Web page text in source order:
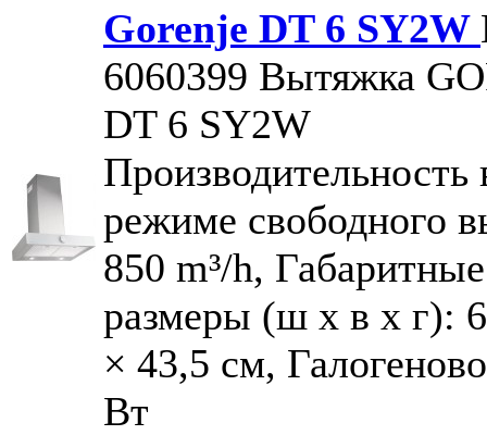
Gorenje DT 6 SY2W
6060399 Вытяжка
DT 6 SY2W
Производительность
режиме свободного
850 m³/h, Габаритные
размеры (ш х в х г):
× 43,5 см,
Вт